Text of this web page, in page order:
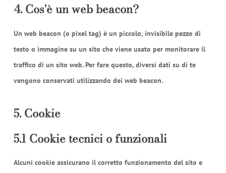
4. Cos'è un web beacon?
Un web beacon (o pixel tag) è un piccolo, invisibile pezzo di
testo o immagine su un sito che viene usato per monitorare il
traffico di un sito web. Per fare questo, diversi dati su di te
vengono conservati utilizzando dei web beacon.
5. Cookie
5.1 Cookie tecnici o funzionali
Alcuni cookie assicurano il corretto funzionamento del sito e